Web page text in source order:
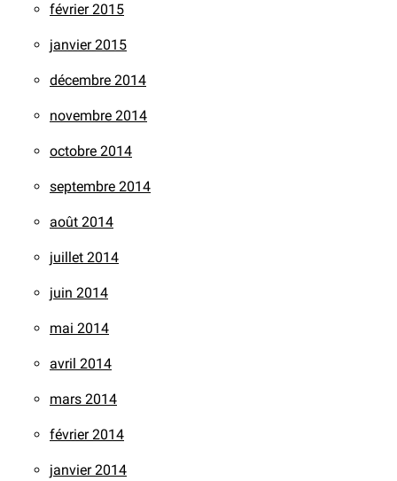
février 2015
janvier 2015
décembre 2014
novembre 2014
octobre 2014
septembre 2014
août 2014
juillet 2014
juin 2014
mai 2014
avril 2014
mars 2014
février 2014
janvier 2014